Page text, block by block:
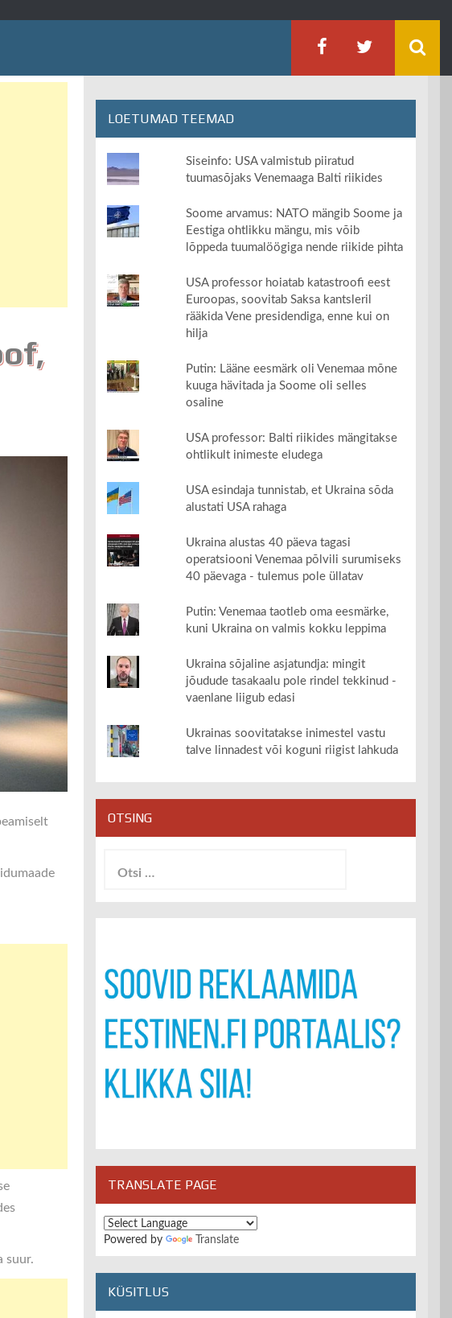
suur.
LOETUMAD TEEMAD
Siseinfo: USA valmistub piiratud
tuumasõjaks Venemaaga Balti riikides
Soome arvamus: NATO mängib Soome ja
Eestiga ohtlikku mängu, mis võib
lõppeda tuumalöögiga nende riikide pihta
USA professor hoiatab katastroofi eest
Euroopas, soovitab Saksa kantsleril
rääkida Vene presidendiga, enne kui on
hilja
Putin: Lääne eesmärk oli Venemaa mõne
kuuga hävitada ja Soome oli selles
osaline
USA professor: Balti riikides mängitakse
ohtlikult inimeste eludega
USA esindaja tunnistab, et Ukraina sõda
alustati USA rahaga
Ukraina alustas 40 päeva tagasi
operatsiooni Venemaa põlvili surumiseks
40 päevaga - tulemus pole üllatav
Putin: Venemaa taotleb oma eesmärke,
kuni Ukraina on valmis kokku leppima
Ukraina sõjaline asjatundja: mingit
jõudude tasakaalu pole rindel tekkinud -
vaenlane liigub edasi
Ukrainas soovitatakse inimestel vastu
talve linnadest või koguni riigist lahkuda
OTSING
TRANSLATE PAGE
Powered by Translate
KÜSITLUS